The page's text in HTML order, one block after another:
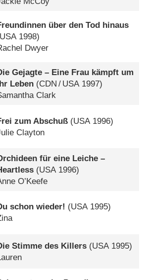
über den Tod hinaus
USA1998)
Dwyer
Gejagte – Eine Frau kämpft um
Leben (CDN / USA1997)
Clark
zum Abschuß (USA 1996)
Clayton
für eine Leiche –
(USA 1996)
O’Keefe
schon wieder! (USA1995)
Stimme des Killers (USA 1995)